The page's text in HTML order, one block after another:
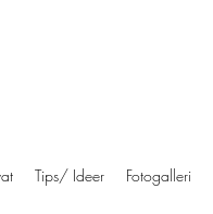
Tips/ Ideer Fotogalleri